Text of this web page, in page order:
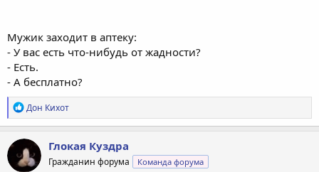
Мужик заходит в аптеку:
- У вас есть что-нибудь от жадности?
- Есть.
- А бесплатно?
Р
е
а
к
ц
и
Дон Кихот
Глокая Куздра
Гражданин форума Команда форума